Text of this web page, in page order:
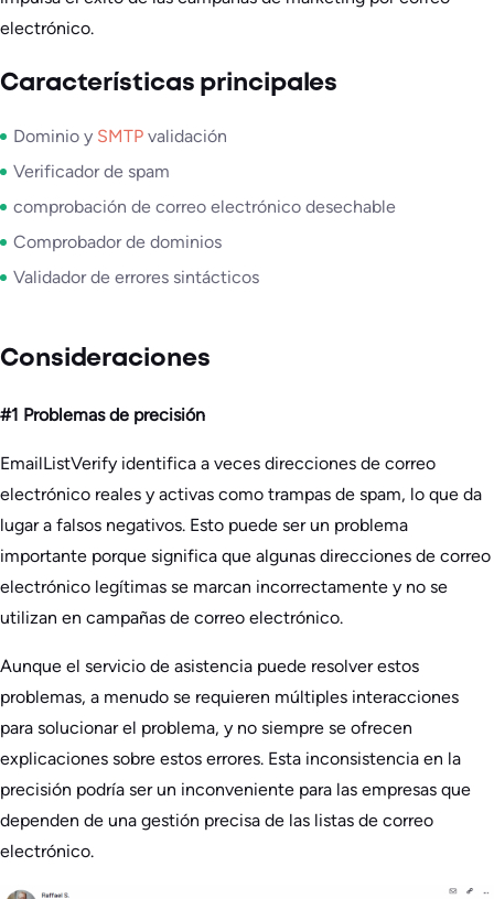
electrónico.
Características principales
Dominio y SMTP validación
Verificador de spam
comprobación de correo electrónico desechable
Comprobador de dominios
Validador de errores sintácticos
Consideraciones
#1 Problemas de precisión
EmailListVerify identifica a veces direcciones de correo
electrónico reales y activas como trampas de spam, lo que da
lugar a falsos negativos. Esto puede ser un problema
importante porque significa que algunas direcciones de correo
electrónico legítimas se marcan incorrectamente y no se
utilizan en campañas de correo electrónico.
Aunque el servicio de asistencia puede resolver estos
problemas, a menudo se requieren múltiples interacciones
para solucionar el problema, y no siempre se ofrecen
explicaciones sobre estos errores. Esta inconsistencia en la
precisión podría ser un inconveniente para las empresas que
dependen de una gestión precisa de las listas de correo
electrónico.